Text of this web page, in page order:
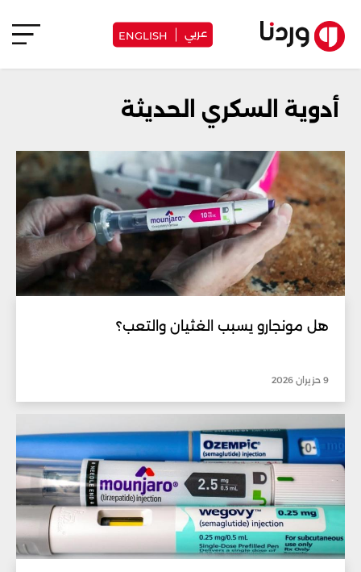
عربي ENGLISH
أدوية السكري الحديثة
هل مونجارو يسبب الغثيان والتعب؟
9 حزيران 2026